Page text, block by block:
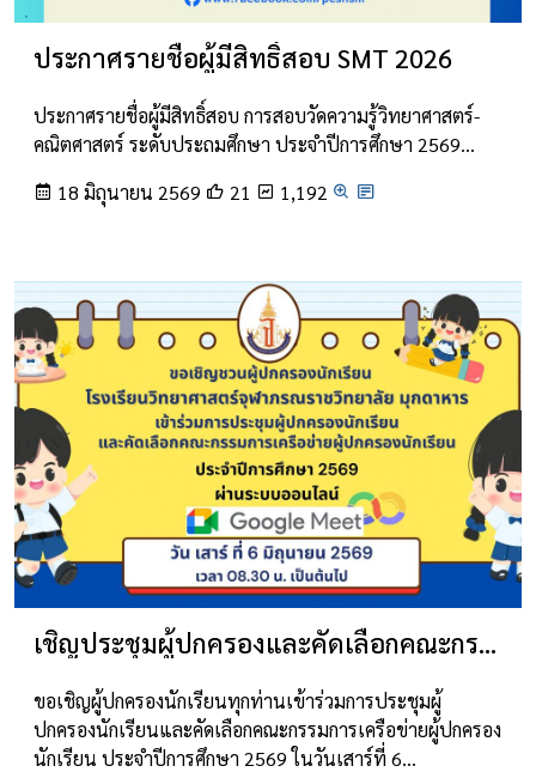
ประกาศรายชื่อผู้มีสิทธิ์สอบ SMT 2026
ประกาศรายชื่อผู้มีสิทธิ์สอบ การสอบวัดความรู้วิทยาศาสตร์-
คณิตศาสตร์ ระดับประถมศึกษา ประจำปีการศึกษา 2569…
18 มิถุนายน 2569
21 1,192
เชิญประชุมผู้ปกครองและคัดเลือกคณะกรรมการ
ขอเชิญผู้ปกครองนักเรียนทุกท่านเข้าร่วมการประชุมผู้
ปกครองนักเรียนและคัดเลือกคณะกรรมการเครือข่ายผู้ปกครอง
นักเรียน ประจำปีการศึกษา 2569 ในวันเสาร์ที่ 6…